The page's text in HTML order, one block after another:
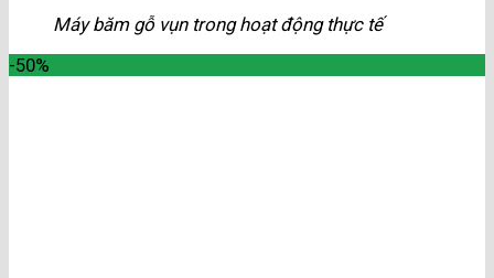
Máy băm gỗ vụn trong hoạt động thực tế
-50%